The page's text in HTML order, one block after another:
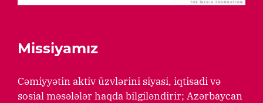
Missiyamız
Cəmiyyətin aktiv üzvlərini siyasi, iqtisadi və
sosial məsələlər haqda bilgiləndirir; Azərbaycan